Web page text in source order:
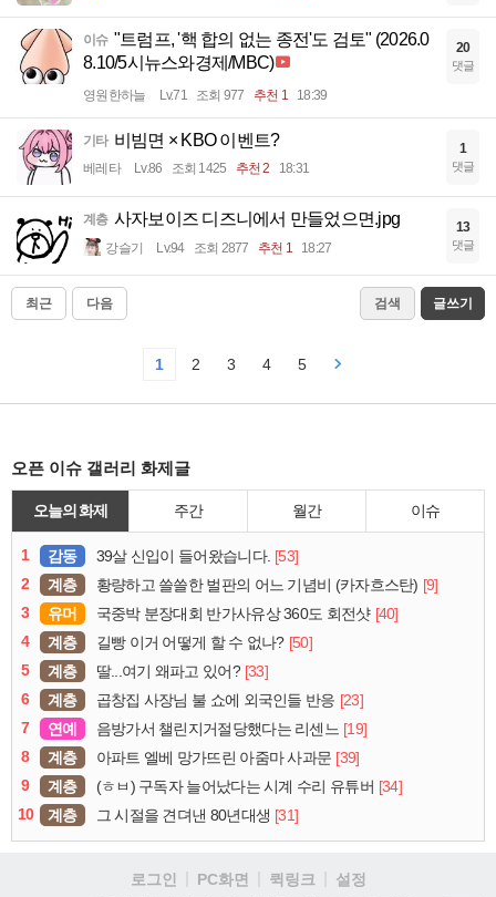
이슈 "트럼프, '핵 합의 없는 종전'도 검토" (2026.0
8.10/5시뉴스와경제/MBC)
영원한하늘 Lv.71 조회 977 추천 1 18:39
20
댓글
기타 비빔면 × KBO 이벤트?
베레타 Lv.86 조회 1425 추천 2 18:31
1
댓글
계층 사자보이즈 디즈니에서 만들었으면.jpg
강슬기 Lv.94 조회 2877 추천 1 18:27
13
댓글
최근 다음 검색 글쓰기
1 2 3 4 5
오픈 이슈 갤러리 화제글
오늘의 화제 주간 월간 이슈
1 감동 39살 신입이 들어왔습니다. [53]
2
계층 황량하고 쓸쓸한 벌판의 어느 기념비 (카자흐스탄) [9]
3
유머 국중박 분장대회 반가사유상 360도 회전샷 [40]
4
계층 길빵 이거 어떻게 할 수 없나? [50]
5
계층 딸...여기 왜파고 있어? [33]
6
계층 곱창집 사장님 불 쇼에 외국인들 반응 [23]
7
연예 음방가서 챌린지거절당했다는 리센느 [19]
8
계층 아파트 엘베 망가뜨린 아줌마 사과문 [39]
9
계층 (ㅎㅂ) 구독자 늘어났다는 시계 수리 유튜버 [34]
10
계층 그 시절을 견뎌낸 80년대생 [31]
로그인 PC화면 퀵링크
설정